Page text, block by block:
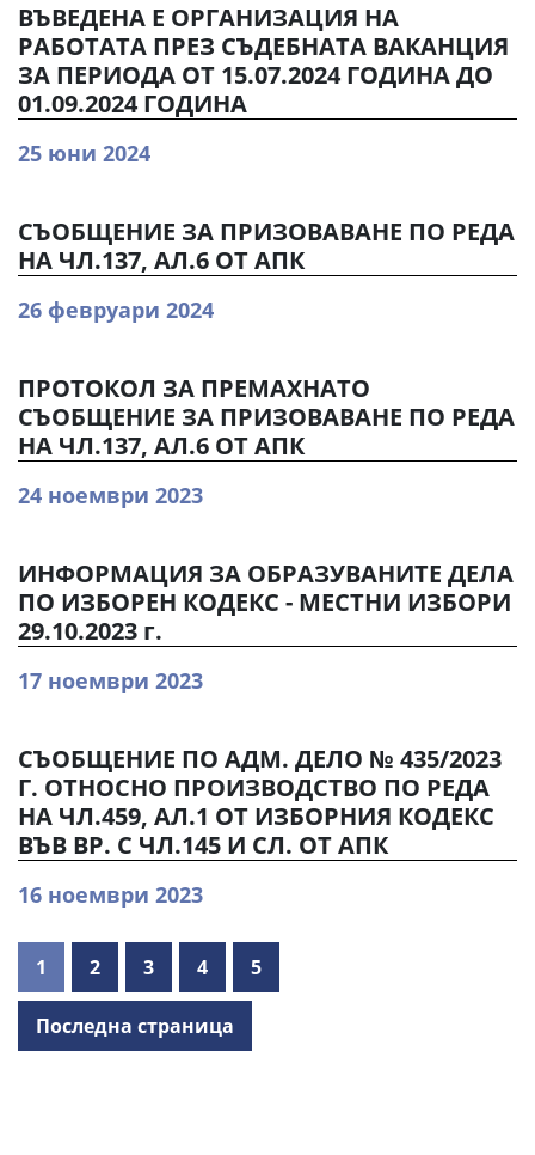
ВЪВЕДЕНА Е ОРГАНИЗАЦИЯ НА
РАБОТАТА ПРЕЗ СЪДЕБНАТА ВАКАНЦИЯ
ЗА ПЕРИОДА ОТ 15.07.2024 ГОДИНА ДО
01.09.2024 ГОДИНА
25 юни 2024
СЪОБЩЕНИЕ ЗА ПРИЗОВАВАНЕ ПО РЕДА
НА ЧЛ.137, АЛ.6 ОТ АПК
26 февруари 2024
ПРОТОКОЛ ЗА ПРЕМАХНАТО
СЪОБЩЕНИЕ ЗА ПРИЗОВАВАНЕ ПО РЕДА
НА ЧЛ.137, АЛ.6 ОТ АПК
24 ноември 2023
ИНФОРМАЦИЯ ЗА ОБРАЗУВАНИТЕ ДЕЛА
ПО ИЗБОРЕН КОДЕКС - МЕСТНИ ИЗБОРИ
29.10.2023 г.
17 ноември 2023
СЪОБЩЕНИЕ ПО АДМ. ДЕЛО № 435/2023
Г. ОТНОСНО ПРОИЗВОДСТВО ПО РЕДА
НА ЧЛ.459, АЛ.1 ОТ ИЗБОРНИЯ КОДЕКС
ВЪВ ВР. С ЧЛ.145 И СЛ. ОТ АПК
16 ноември 2023
1 2 3 4 5
Последна страница